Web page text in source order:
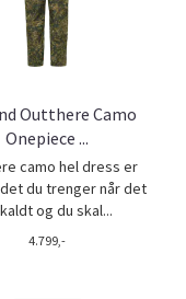
Outthere Camo
Onepiece ...
camo hel dress er
du trenger når det
og du skal...
4.799,-